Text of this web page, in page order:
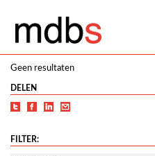
Geen resultaten
DELEN
FILTER: